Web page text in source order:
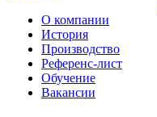
О компании
История
Производство
Референс-лист
Обучение
Вакансии